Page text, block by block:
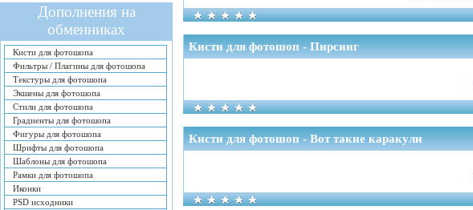
Дополнения на
обменниках
Кисти для фотошопа
Фильтры / Плагины для фотошопа
Текстуры для фотошопа
Экшены для фотошопа
Стили для фотошопа
Градиенты для фотошопа
Фигуры для фотошопа
Шрифты для фотошопа
Шаблоны для фотошопа
Рамки для фотошопа
Иконки
PSD исходники
Кисти для фотошоп - Пирсинг
Кисти для фотошоп - Вот такие каракули